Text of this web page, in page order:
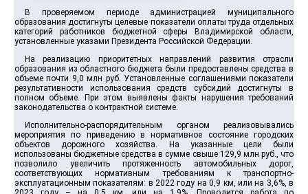
В проверяемом периоде администрацией муниципального
образования достигнуты целевые показатели оплаты труда отдельных
категорий работников бюджетной сферы Владимирской области,
установленные указами Президента Российской Федерации.
На реализацию приоритетных направлений развития отрасли
образования из областного бюджета были предоставлены средства в
объеме почти 9,0 млн руб. Установленные соглашениями показатели
результативности использования средств субсидий достигнуты в
полном объеме. При этом выявлены факты нарушения требований
законодательства о контрактной системе.
Исполнительно-распорядительным органом реализовывались
мероприятия по приведению в нормативное состояние городских
объектов дорожного хозяйства. На указанные цели были
использованы бюджетные средства в сумме свыше 129,9 млн руб., что
позволило увеличить протяженность автомобильных дорог,
соответствующих нормативным требованиям к транспортно-
эксплуатационным показателям: в 2022 году на 0,9 км, или на 3,6%, в